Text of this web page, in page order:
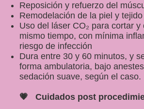
Cirugías
Prevencion
Reposición y refuerzo del
Remodelación de la piel y
Uso del láser CO₂ para cortar y
mismo tiempo, con mínima
riesgo de infección
Dura entre 30 y 60 minutos, y
forma ambulatoria, bajo
sedación suave, según el caso.
💗 Cuidados post